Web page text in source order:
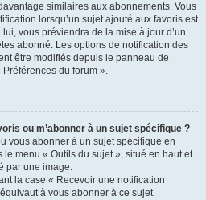
similaires aux abonnements. Vous
lorsqu’un sujet ajouté aux favoris est
vous préviendra de la mise à jour d’un
abonné. Les options de notification des
être modifiés depuis le panneau de
Préférences du forum ».
ou m’abonner à un sujet spécifique ?
vous abonner à un sujet spécifique en
menu « Outils du sujet », situé en haut et
par une image.
la case « Recevoir une notification
à vous abonner à ce sujet.